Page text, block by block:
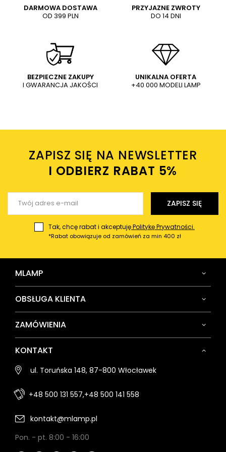
Treść twojej opinii
Dodaj własne zdjęcie produktu:
Twoje imię
Twój email
DARMOWA DOSTAWA
OD 399 PLN
PRZYJAZNE ZWROTY
DO 14 DNI
BEZPIECZNE ZAKUPY
I GWARANCJA JAKOŚCI
UNIKALNA OFERTA
+40 000 MODELI LAMP
ZAPISZ SIĘ NA NEWSLETTER
I ODBIERZ RABAT 5%ㅤ
ZAPISZ SIĘ
Tak, chcę rabat i akceptujęPolitykę Prywatności.
*Rabat obowiązuje od zamówień za min 400 zł
MLAMP
OBSŁUGA KLIENTA
ZAMÓWIENIA
KONTAKT
ul. Toruńska 148, 87-800 Włocławek
+48 500 131 557,+48 500 141 558
kontakt@mlamp.pl
Pon. - pt. 8:00 - 16:00